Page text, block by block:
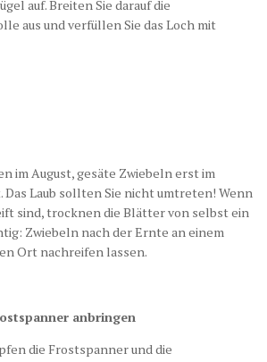
auf. Breiten Sie darauf die
aus und verfüllen Sie das Loch mit
im August, gesäte Zwiebeln erst im
Laub sollten Sie nicht umtreten! Wenn
sind, trocknen die Blätter von selbst ein
Zwiebeln nach der Ernte an einem
Ort nachreifen lassen.
anbringen
die Frostspanner und die